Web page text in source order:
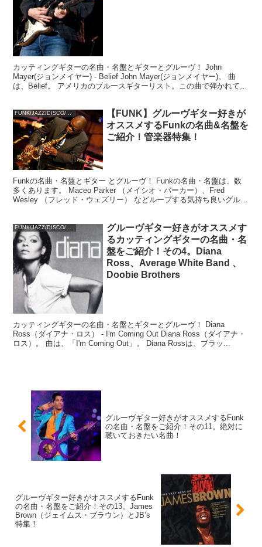
カッティングギターの名曲・名盤とギターとグルーヴ！ John
Mayer(ジョンメイヤー) - Belief John Mayer(ジョンメイヤー)。 曲
は、Belief。 アメリカのブルースギターリスト。この曲で弾かれてい
FUNK/JAZZ/DISCO/SOUL
【FUNK】グルーヴギター好きが
オススメするFunkの名曲&名盤を
ご紹介！管楽器特集！
Funkの名曲・名盤とギター とグルーヴ！ Funkの名曲・名盤は、数
多くあります。 Maceo Parker （メイシオ・パーカー）、Fred
Wesley （フレッド・ウェズリー） などループする気持ち良いグルー
グルーヴギター好きがオススメす
るカッティングギターの名曲・名
盤をご紹介！その4。Diana
Ross、Average White Band 、
Doobie Brothers
カッティングギターの名曲・名盤とギターとグルーヴ！ Diana
Ross（ダイアナ・ロス） - I'm Coming Out Diana Ross（ダイアナ・
ロス）。 曲は、「I'm Coming Out」。 Diana Rossは、ブラッ...
グルーヴギター好きがオススメするFunk
の名曲・名盤をご紹介！その11。絶対に
聴いておきたい名曲！
グルーヴギター好きがオススメするFunk
の名曲・名盤をご紹介！その13。James
Brown（ジェイムス・ブラウン）とJB’s
特集！